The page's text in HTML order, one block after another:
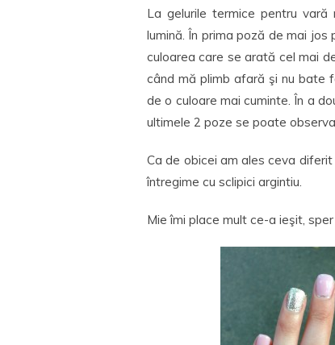
La gelurile termice pentru
lumină. În prima poză de mai
culoarea care se arată cel mai
când mă plimb afară şi nu bate
de o culoare mai cuminte. În a
ultimele 2 poze se poate
Ca de obicei am ales ceva
întregime cu sclipici argintiu.
Mie îmi place mult ce-a ieşit,